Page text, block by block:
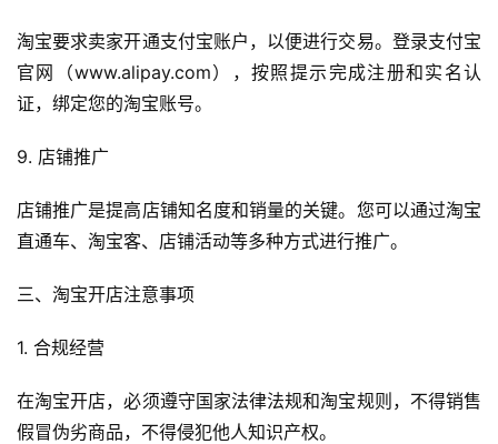
淘宝要求卖家开通支付宝账户，以便进行交易。登录支付宝
官网（www.alipay.com），按照提示完成注册和实名认
证，绑定您的淘宝账号。
9. 店铺推广
店铺推广是提高店铺知名度和销量的关键。您可以通过淘宝
直通车、淘宝客、店铺活动等多种方式进行推广。
三、淘宝开店注意事项
1. 合规经营
在淘宝开店，必须遵守国家法律法规和淘宝规则，不得销售
假冒伪劣商品，不得侵犯他人知识产权。